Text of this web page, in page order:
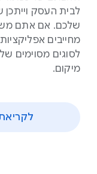
לבית העסק
מחייבים
לסוגים מסוימים
מיקום.